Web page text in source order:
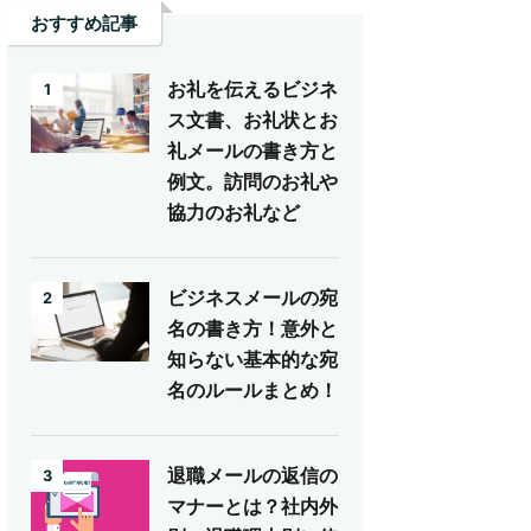
おすすめ記事
1
お礼を伝えるビジネ
ス文書、お礼状とお
礼メールの書き方と
例文。訪問のお礼や
協力のお礼など
2
ビジネスメールの宛
名の書き方！意外と
知らない基本的な宛
名のルールまとめ！
3
退職メールの返信の
マナーとは？社内外